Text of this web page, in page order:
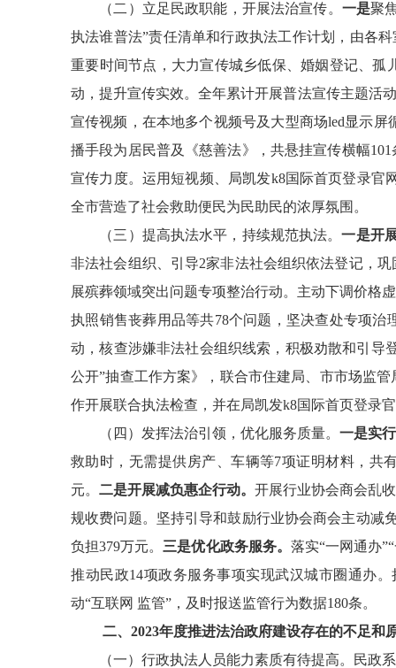
（二）立足民政职能，开展法治宣传。 一是聚
执法谁普法”责任清单和行政执法工作计划， 由各
重要时间节点，大力宣传城乡低保、婚姻登记、
动，提升宣传实效。全年累计开展普法宣传主题活动
宣传视频，在本地多个视频号及 大型商场led显示屏
播手段为居民普及《慈善法》，共悬挂宣传横幅101
宣传力度。运用短视频、局凯发k8国际首页登录官
全市营造了社会救助便民为民助民的浓厚氛围。
（三 ） 提高执法水平，持续规范执法。一是开
非法社会组织、引导2家非法社会组织依法登记，
展殡葬领域突出问题专项整治行动。主动下调价格
执照销售丧葬用品等共78个问题，坚决查处专项治
动，核查涉嫌非法社会组织线索，积极劝散和引导
公开”抽查工作方案》，联合市住建局、市市场监
作开展联合执法检查，并在局凯发k8国际首页登录
（四）发挥法治引领，优化服务质量。 一是实
救助时，无需提供房产、车辆等7项证明材料，共
元。 二是开展减负惠企行动。 开展行业协会商会乱
规收费问题。坚持引导和鼓励行业协会商会主动减
负担379万元。 三是优化政务服务。 落实“一网通办
推动民政14项政务服务事项实现武汉城市圈通办
动“互联网 监管”，及时报送监管行为数据180条。
二、 2023年度推进法治政府建设存在的不足和
（一）行政执法人员能力素质有待提高。
民政